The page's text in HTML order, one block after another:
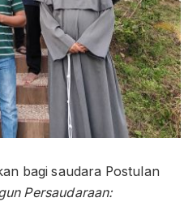
bagi saudara Postulan
Persaudaraan: